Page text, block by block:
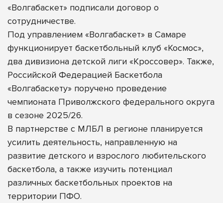
«Волгабаскет» подписали договор о
сотрудничестве.
Под управлением «Волгабаскет» в Самаре
функционирует баскетбольный клуб «Космос»,
два дивизиона детской лиги «Кроссовер». Также,
Российской Федерацией Баскетбола
«Волгабаскету» поручено проведение
чемпионата Приволжского федерального округа
в сезоне 2025/26.
В партнерстве с МЛБЛ в регионе планируется
усилить деятельность, направленную на
развитие детского и взрослого любительского
баскетбола, а также изучить потенциал
различных баскетбольных проектов на
территории ПФО.